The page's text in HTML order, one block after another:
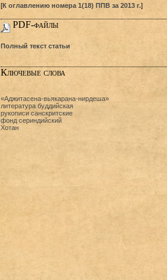
[К оглавлению номера 1(18) ППВ за 2013 г.]
PDF-файлы
Полный текст статьи
Ключевые слова
«Аджитасена-вьякарана-нирдеша»
литература буддийская
рукописи санскритские
фонд сериндийский
Хотан